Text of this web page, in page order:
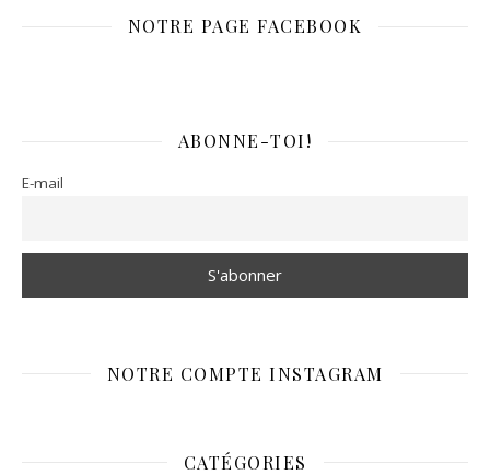
NOTRE PAGE FACEBOOK
ABONNE-TOI!
E-mail
NOTRE COMPTE INSTAGRAM
CATÉGORIES